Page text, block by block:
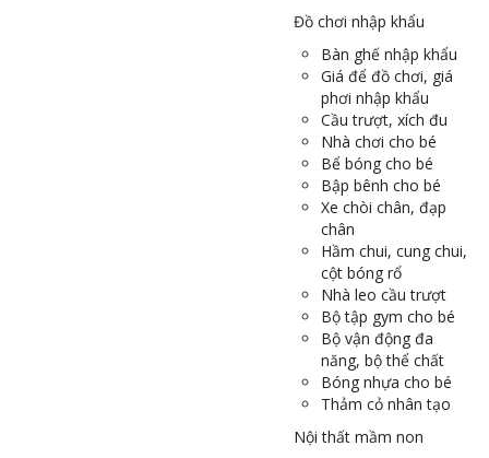
Đồ chơi nhập khẩu
Bàn ghế nhập khẩu
Giá để đồ chơi, giá
phơi nhập khẩu
Cầu trượt, xích đu
Nhà chơi cho bé
Bể bóng cho bé
Bập bênh cho bé
Xe chòi chân, đạp
chân
Hầm chui, cung chui,
cột bóng rổ
Nhà leo cầu trượt
Bộ tập gym cho bé
Bộ vận động đa
năng, bộ thể chất
Bóng nhựa cho bé
Thảm cỏ nhân tạo
Nội thất mầm non